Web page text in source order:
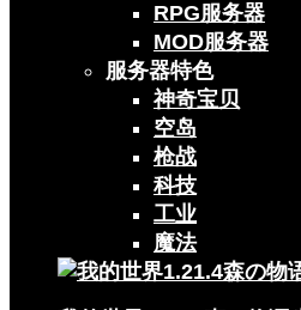
RPG服务器
MOD服务器
服务器特色
神奇宝贝
空岛
枪战
科技
工业
魔法